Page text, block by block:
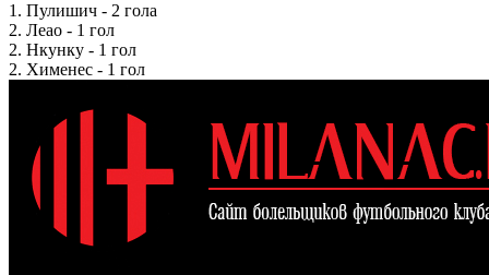
1. Пулишич - 2 гола
2. Леао - 1 гол
2. Нкунку - 1 гол
2. Хименес - 1 гол